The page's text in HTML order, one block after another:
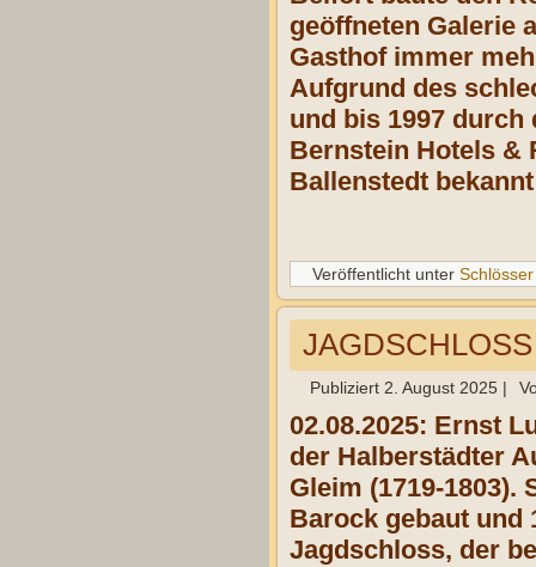
geöffneten Galerie
Gasthof immer
Aufgrund des
und bis 1997 durch
Bernstein Hotels &
Ballenstedt
Veröffentlicht unter Schlösser
Publiziert 2. August 2025 |
02.08.2025: Ernst
der Halberstädter
Gleim (1719-
Barock gebaut und
Jagdschloss, der